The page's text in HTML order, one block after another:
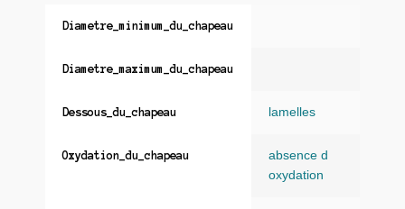
Diametre_minimum_du_chapeau
Diametre_maximum_du_chapeau
Dessous_du_chapeau lamelles
Oxydation_du_chapeau
absence d
oxydation